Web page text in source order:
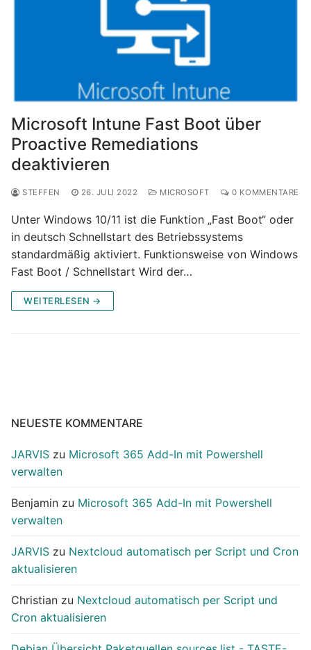
Microsoft Intune Fast Boot über
Proactive Remediations
deaktivieren
STEFFEN 26. JULI 2022 MICROSOFT 0 KOMMENTARE
Unter Windows 10/11 ist die Funktion „Fast Boot“ oder
in deutsch Schnellstart des Betriebssystems
standardmäßig aktiviert. Funktionsweise von Windows
Fast Boot / Schnellstart Wird der…
WEITERLESEN →
NEUESTE KOMMENTARE
JARVIS zu Microsoft 365 Add-In mit Powershell
verwalten
Benjamin zu Microsoft 365 Add-In mit Powershell
verwalten
JARVIS zu Nextcloud automatisch per Script und Cron
aktualisieren
Christian zu Nextcloud automatisch per Script und
Cron aktualisieren